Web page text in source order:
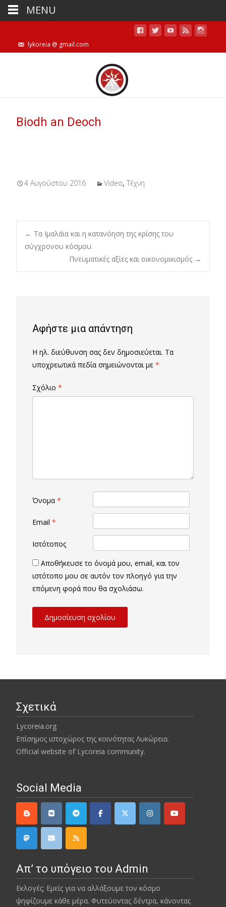
lykoreia @ gmail.com
Biodh an Deoch
4 Αυγούστου 2016 Video, Τέχνη
Post
navigation
← Τα Ιμαλάϊα και η κατανόηση της κρίσης του
σύγχρονου κόσμου.
Πνευματικές αξίες και οικονομικισμός →
Αφήστε μια απάντηση
Η ηλ. διεύθυνση σας δεν δημοσιεύεται. Τα
υποχρεωτικά πεδία σημειώνονται με *
Σχόλιο *
Όνομα *
Email *
Ιστότοπος
Αποθήκευσε το όνομά μου, email, και τον
ιστότοπο μου σε αυτόν τον πλοηγό για την
επόμενη φορά που θα σχολιάσω.
Σχετικά
Lycoreia.org
Επίσημος ιστοχώρος της κοινότητας Λυκώρεια.
Official website of Lycoreia community.
Social Media
Απ’ το υπόγειο του Admin
Εκλογές; Εμείς για να αλλάξουμε τον κόσμο
ψηφίζουμε κάθε μέρα. Φυτεύοντας δέντρα, κάνοντας
MENU